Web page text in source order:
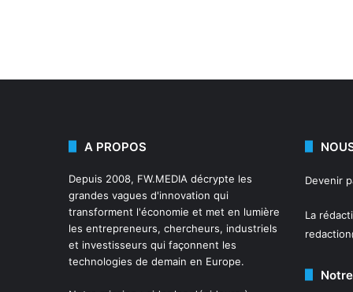
A PROPOS
Depuis 2008, FW.MEDIA décrypte les
grandes vagues d'innovation qui
transforment l'économie et met en lumière
les entrepreneurs, chercheurs, industriels
et investisseurs qui façonnent les
technologies de demain en Europe.
Devenir
La